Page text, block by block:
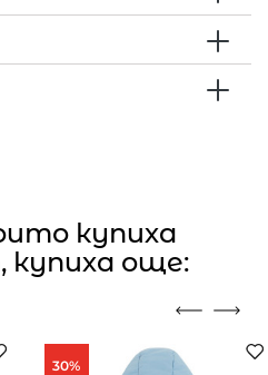
купиха
купиха още:
30%